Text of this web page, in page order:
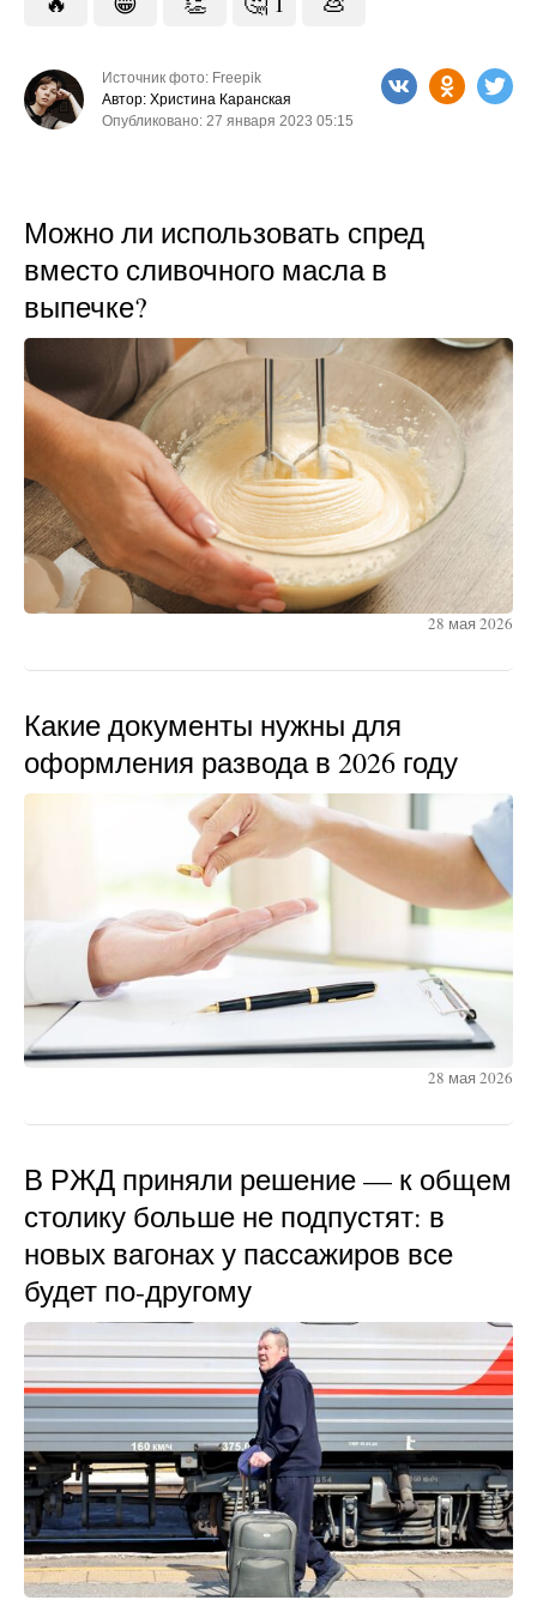
Источник фото: Freepik
Автор: Христина Каранская
Опубликовано: 27 января 2023 05:15
Можно ли использовать спред
вместо сливочного масла в
выпечке?
28 мая 2026
Какие документы нужны для
оформления развода в 2026 году
28 мая 2026
В РЖД приняли решение — к общем
столику больше не подпустят: в
новых вагонах у пассажиров все
будет по-другому